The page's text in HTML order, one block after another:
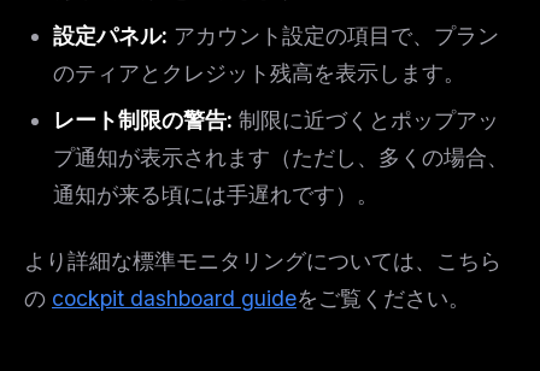
設定パネル: アカウント設定の項目で、プラン
のティアとクレジット残高を表示します。
レート制限の警告: 制限に近づくとポップアッ
プ通知が表示されます（ただし、多くの場合、
通知が来る頃には手遅れです）。
より詳細な標準モニタリングについては、こちら
の cockpit dashboard guideをご覧ください。